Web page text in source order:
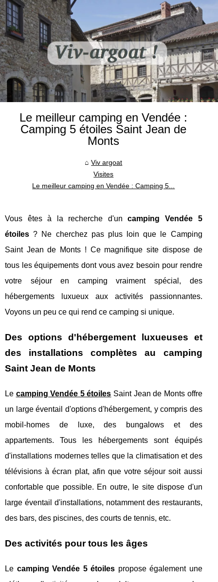
Le meilleur camping en Vendée :
Camping 5 étoiles Saint Jean de
Monts
Viv argoat
Visites
Le meilleur camping en Vendée : Camping 5...
Vous êtes à la recherche d'uncamping Vendée 5
étoiles ? Ne cherchez pas plus loin que le Camping
Saint Jean de Monts ! Ce magnifique site dispose de
tous les équipements dont vous avez besoin pour rendre
votre séjour en camping vraiment spécial, des
hébergements luxueux aux activités passionnantes.
Voyons un peu ce qui rend ce camping si unique.
Des options d'hébergement luxueuses et
des installations complètes au camping
Saint Jean de Monts
Le camping Vendée 5 étoiles Saint Jean de Monts offre
un large éventail d'options d'hébergement, y compris des
mobil-homes de luxe, des bungalows et des
appartements. Tous les hébergements sont équipés
d'installations modernes telles que la climatisation et des
télévisions à écran plat, afin que votre séjour soit aussi
confortable que possible. En outre, le site dispose d'un
large éventail d'installations, notamment des restaurants,
des bars, des piscines, des courts de tennis, etc.
Des activités pour tous les âges
Le camping Vendée 5 étoiles propose également une